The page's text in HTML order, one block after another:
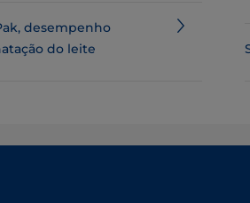
desempenho
do leite